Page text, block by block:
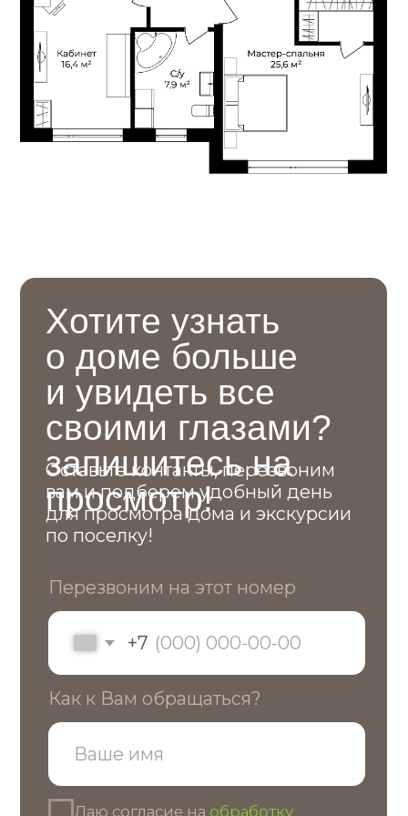
Как к Вам обращаться?
Даю согласие наобработку
персональных данных
Остались вопросы?
Свяжитесь с нами или приезжайте
в офис продаж
info@dmitrovka-zn.ru
Московская обл. гор. окр. Химки, мкр.
Сходня кп «Сходня Лайф»
55.926 995, 37.309 207
Перезвоним на этот номер
Контакты